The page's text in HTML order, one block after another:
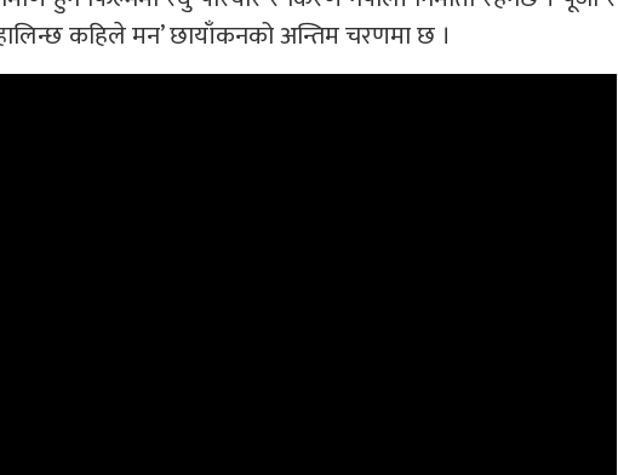
कहिले मन’ छायाँकनको अन्तिम चरणमा छ ।